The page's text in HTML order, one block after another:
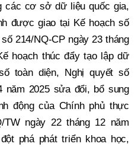
các cơ sở dữ liệu quốc gia,
được giao tại Kế hoạch số
214/NQ-CP ngày 23 tháng
hoạch thúc đẩy tạo lập dữ
toàn diện, Nghị quyết số
năm 2025 sửa đổi, bổ sung
động của Chính phủ thực
TW ngày 22 tháng 12 năm
phá phát triển khoa học,